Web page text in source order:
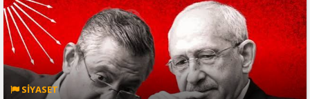
SİYASET